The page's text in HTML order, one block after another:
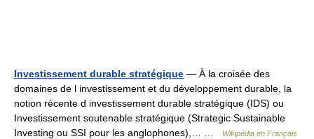
Investissement durable stratégique — À la croisée des
domaines de l investissement et du développement durable, la
notion récente d investissement durable stratégique (IDS) ou
Investissement soutenable stratégique (Strategic Sustainable
Investing ou SSI pour les anglophones),… …
Wikipédia en Français